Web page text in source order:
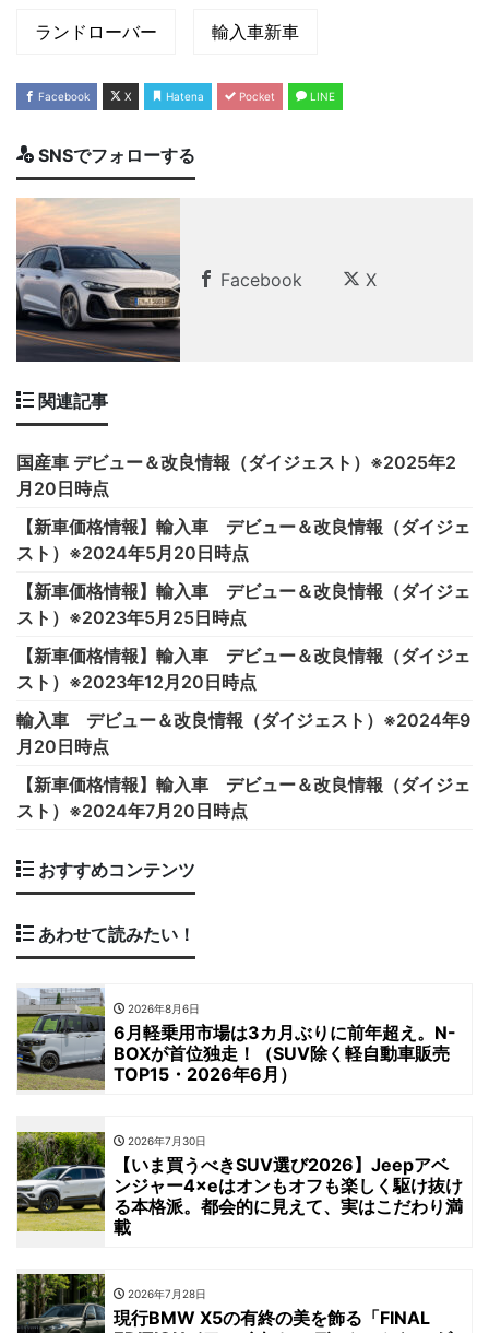
ランドローバー 輸入車新車
Facebook X Hatena Pocket LINE
SNSでフォローする
Facebook X
関連記事
国産車 デビュー＆改良情報（ダイジェスト）※2025年2
月20日時点
【新車価格情報】輸入車 デビュー＆改良情報（ダイジェ
スト）※2024年5月20日時点
【新車価格情報】輸入車 デビュー＆改良情報（ダイジェ
スト）※2023年5月25日時点
【新車価格情報】輸入車 デビュー＆改良情報（ダイジェ
スト）※2023年12月20日時点
輸入車 デビュー＆改良情報（ダイジェスト）※2024年9
月20日時点
【新車価格情報】輸入車 デビュー＆改良情報（ダイジェ
スト）※2024年7月20日時点
おすすめコンテンツ
あわせて読みたい！
2026年8月6日
6月軽乗用市場は3カ月ぶりに前年超え。N-
BOXが首位独走！（SUV除く軽自動車販売
TOP15・2026年6月）
2026年7月30日
【いま買うべきSUV選び2026】Jeepアベ
ンジャー4×eはオンもオフも楽しく駆け抜け
る本格派。都会的に見えて、実はこだわり満
載
2026年7月28日
現行BMW X5の有終の美を飾る「FINAL